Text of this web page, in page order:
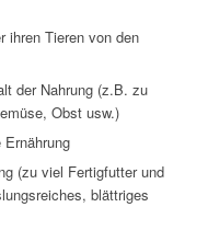
ihren Tieren von den
der Nahrung (z.B. zu
Obst usw.)
(zu viel Fertigfutter und
blättriges